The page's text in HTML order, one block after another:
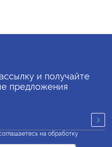
и получайте
предложения
на обработку